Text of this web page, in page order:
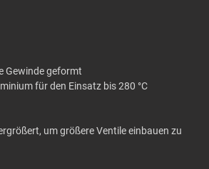
Gewinde geformt
für den Einsatz bis 280 °C
um größere Ventile einbauen zu